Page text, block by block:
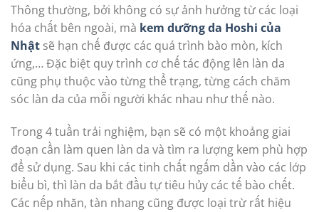
Thông thường, bởi không có sự ảnh hưởng từ các loại
hóa chất bên ngoài, mà kem dưỡng da Hoshi của
Nhật sẽ hạn chế được các quá trình bào mòn, kích
ứng,… Đặc biệt quy trình cơ chế tác động lên làn da
cũng phụ thuộc vào từng thể trạng, từng cách chăm
sóc làn da của mỗi người khác nhau như thế nào.
Trong 4 tuần trải nghiệm, bạn sẽ có một khoảng giai
đoạn cần làm quen làn da và tìm ra lượng kem phù hợp
để sử dụng. Sau khi các tinh chất ngấm dần vào các lớp
biểu bì, thì làn da bắt đầu tự tiêu hủy các tế bào chết.
Các nếp nhăn, tàn nhang cũng được loại trừ rất hiệu